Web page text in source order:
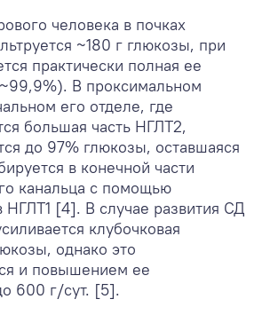
человека в почках
~180 г глюкозы, при
практически полная ее
В проксимальном
его отделе, где
большая часть НГЛТ2,
до 97% глюкозы, оставшаяся
в конечной части
канальца с помощью
НГЛТ1 [4]. В случае развития СД
клубочковая
однако это
и повышением ее
600 г/сут. [5].